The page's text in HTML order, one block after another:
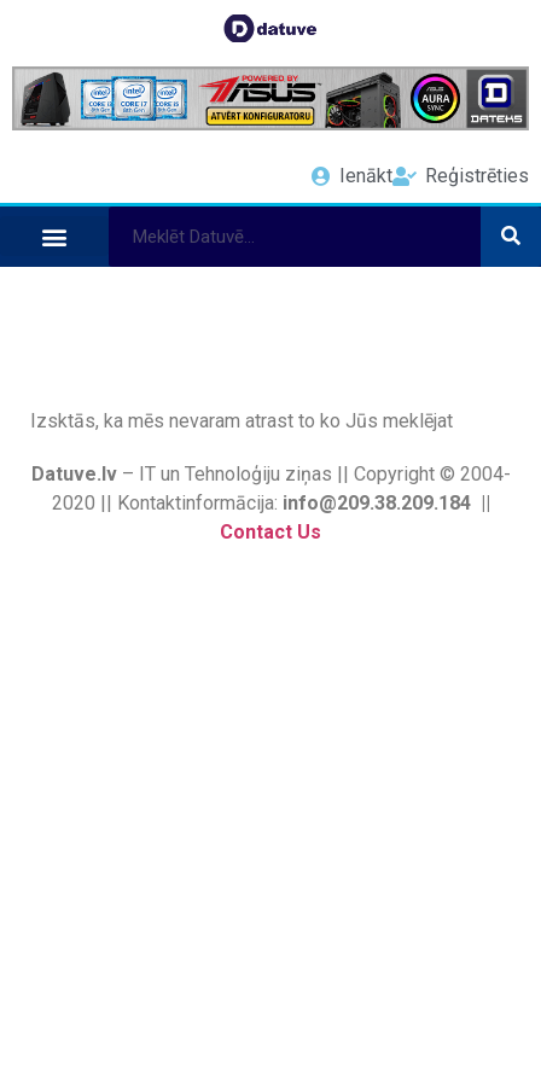
Ienākt Reģistrēties
Izsktās, ka mēs nevaram atrast to ko Jūs meklējat
Datuve.lv– IT un Tehnoloģiju ziņas || Copyright © 2004-
2020 || Kontaktinformācija: info@209.38.209.184 ||
Contact Us